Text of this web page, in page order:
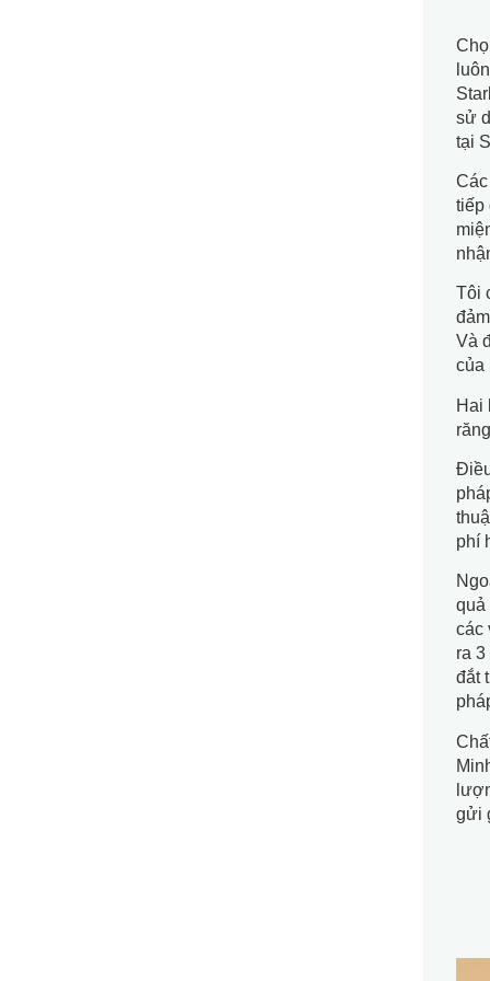
sử
tại
tiếp
Tôi
Và
của
Hai
phí
quả
các
ra
đắt
gửi